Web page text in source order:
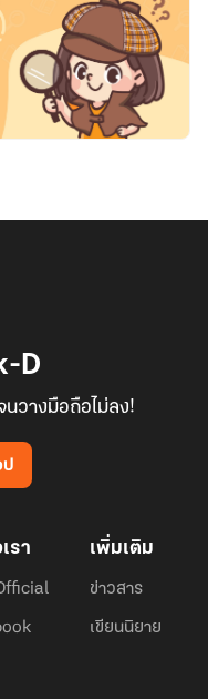
D
วางมือถือไม่ลง!
ป
รา เพิ่มเติม
ข่าวสาร
เขียนนิยาย